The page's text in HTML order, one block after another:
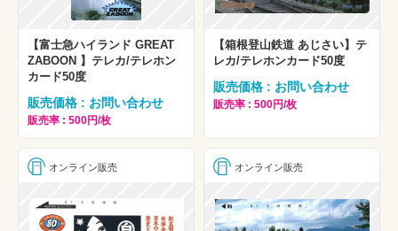
【富士急ハイランド GREAT
ZABOON 】テレカ/テレホン
カード50度
販売価格 : お問い合わせ
販売率 : 500円/枚
【箱根登山鉄道 あじさい】テ
レカ/テレホンカード50度
販売価格 : お問い合わせ
販売率 : 500円/枚
オンライン販売 オンライン販売